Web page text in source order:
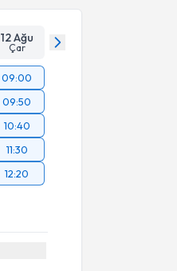
12 Ağu
Çar
09:00
09:50
10:40
11:30
12:20